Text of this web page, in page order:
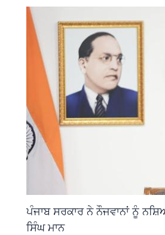
ਪੰਜਾਬ ਸਰਕਾਰ ਨੇ ਨੌਜਵਾਨਾਂ ਨੂੰ
ਸਿੰਘ ਮਾਨ